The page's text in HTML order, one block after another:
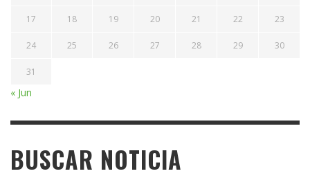
17 18 19 20 21 22 23
24 25 26 27 28 29 30
31
« Jun
BUSCAR NOTICIA